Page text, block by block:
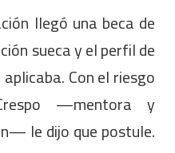
llegó una beca de
sueca y el perfil de
Con el riesgo
—mentora y
le dijo que postule.